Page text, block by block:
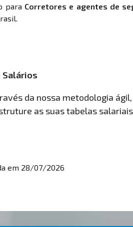
para Corretores e agentes de
Salários
da nossa metodologia
as suas tabelas
em 28/07/2026